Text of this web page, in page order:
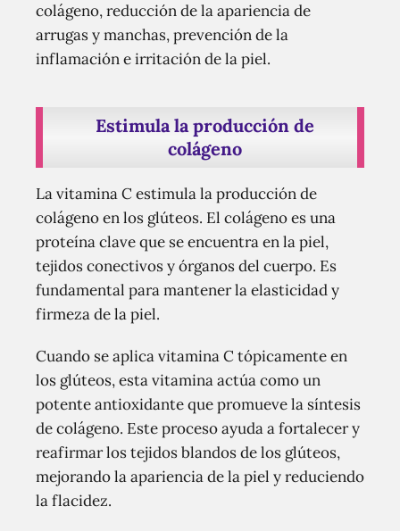
colágeno, reducción de la apariencia de
arrugas y manchas, prevención de la
inflamación e irritación de la piel.
Estimula la producción de
colágeno
La vitamina C estimula la producción de
colágeno en los glúteos. El colágeno es una
proteína clave que se encuentra en la piel,
tejidos conectivos y órganos del cuerpo. Es
fundamental para mantener la elasticidad y
firmeza de la piel.
Cuando se aplica vitamina C tópicamente en
los glúteos, esta vitamina actúa como un
potente antioxidante que promueve la síntesis
de colágeno. Este proceso ayuda a fortalecer y
reafirmar los tejidos blandos de los glúteos,
mejorando la apariencia de la piel y reduciendo
la flacidez.